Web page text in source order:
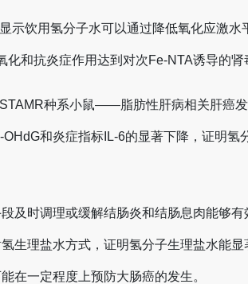
示饮用氢分子水可以通过降低氧化应激水
和抗炎症作用达到对次Fe-NTA诱导的肾
种系小鼠——脂肪性肝病相关肝癌
和炎症指标IL-6的显著下降，证明氢
及时调理或缓解结肠炎和结肠息肉能够
生理盐水方式，证明氢分子生理盐水能
在一定程度上预防大肠癌的发生。